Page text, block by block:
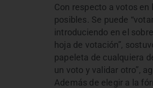
Con respecto a votos
posibles. Se puede
introduciendo en el
hoja de votación”,
papeleta de cualquiera
un voto y validar otro”,
Además de elegir a la